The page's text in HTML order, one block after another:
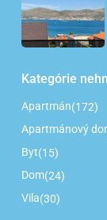
Kategórie
Apartmán(172)
Apartmánový
Byt(15)
Dom(24)
Vila(30)